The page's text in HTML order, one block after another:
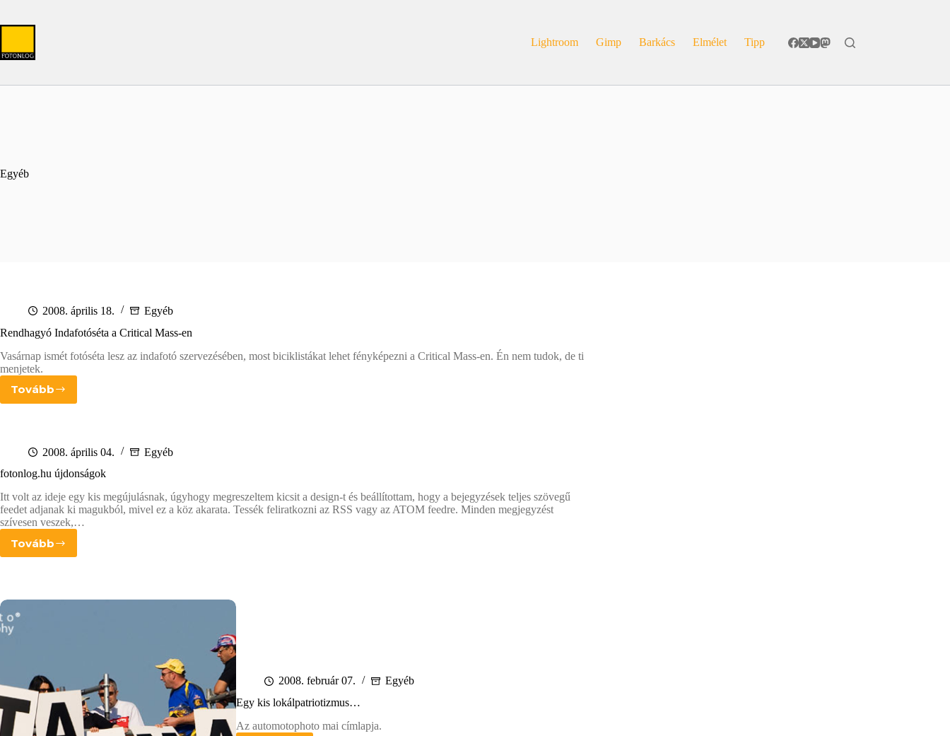
content
Lightroom
Gimp Barkács Elmélet Tipp
Egyéb
2008. április 18.
Egyéb
Rendhagyó Indafotóséta a Critical Mass-en
Vasárnap ismét fotóséta lesz az indafotó szervezésében, most biciklistákat lehet fényképezni a Critical Mass-en. Én nem tudok, de ti
menjetek.
TovábbRendhagyó
Indafotóséta
Mass-
2008. április 04.
Egyéb
fotonlog.hu újdonságok
Itt volt az ideje egy kis megújulásnak, úgyhogy megreszeltem kicsit a design-t és beállítottam, hogy a bejegyzések teljes szövegű
feedet adjanak ki magukból, mivel ez a köz akarata. Tessék feliratkozni az RSS vagy az ATOM feedre. Minden megjegyzést
szívesen veszek,…
Továbbfotonlog.hu
2008. február 07.
Egyéb
Egy kis lokálpatriotizmus…
Az automotophoto mai címlapja.